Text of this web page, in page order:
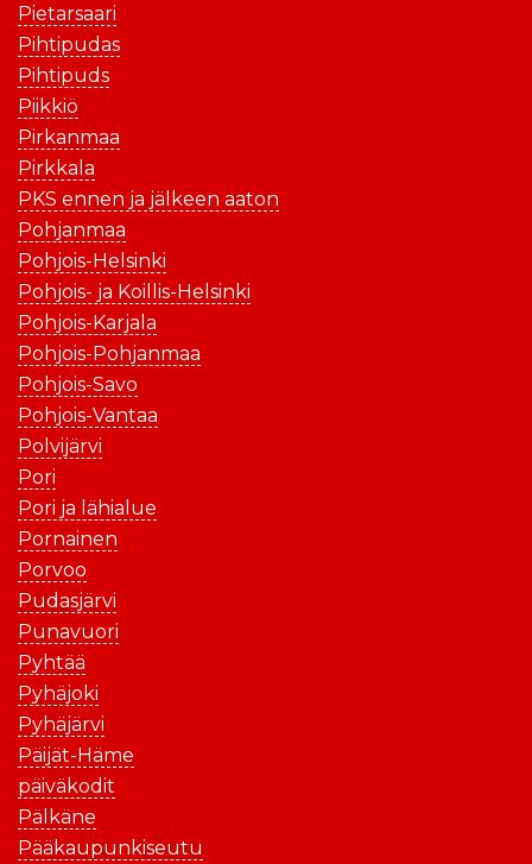
Pietarsaari
Pihtipudas
Pihtipuds
Piikkiö
Pirkanmaa
Pirkkala
PKS ennen ja jälkeen aaton
Pohjanmaa
Pohjois-Helsinki
Pohjois- ja Koillis-Helsinki
Pohjois-Karjala
Pohjois-Pohjanmaa
Pohjois-Savo
Pohjois-Vantaa
Polvijärvi
Pori
Pori ja lähialue
Pornainen
Porvoo
Pudasjärvi
Punavuori
Pyhtää
Pyhäjoki
Pyhäjärvi
Päijät-Häme
päiväkodit
Pälkäne
Pääkaupunkiseutu